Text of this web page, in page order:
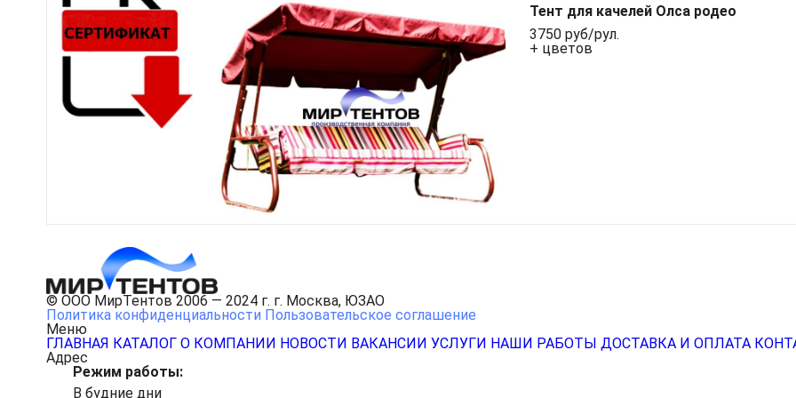
Тент для качелей Олса родео
3750 руб/рул.
+ цветов
© ООО МирТентов 2006 — 2024 г. г. Москва, ЮЗАО
Политика конфиденциальности Пользовательское соглашение
Меню
ГЛАВНАЯ КАТАЛОГ О КОМПАНИИ НОВОСТИ ВАКАНСИИ УСЛУГИ НАШИ РАБОТЫ ДОСТАВКА И ОПЛАТА
Адрес
Режим работы:
В будние дни